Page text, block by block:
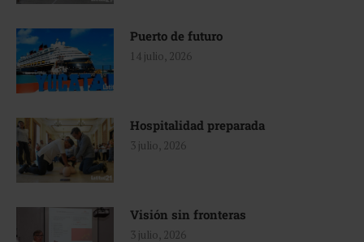
Puerto de futuro
14 julio, 2026
Hospitalidad preparada
3 julio, 2026
Visión sin fronteras
3 julio, 2026